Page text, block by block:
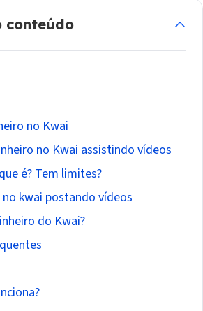
conteúdo
no Kwai
no Kwai assistindo vídeos
é? Tem limites?
kwai postando vídeos
do Kwai?